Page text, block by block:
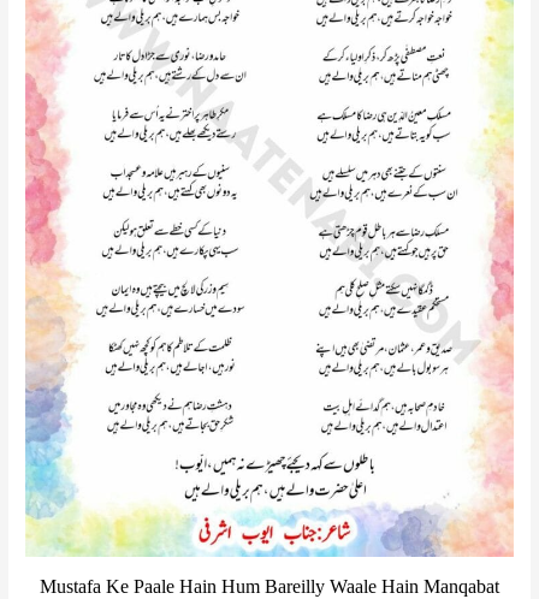
Mustafa Ke Paale Hain Hum Bareilly Waale Hain Manqabat